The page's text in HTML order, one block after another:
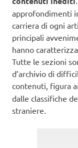
approfondimenti
carriera di ogni
principali
hanno
Tutte le sezioni
d’archivio di
contenuti, figura
dalle classifiche
straniere.